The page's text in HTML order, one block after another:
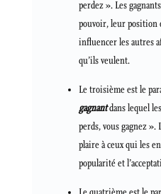
perdez ». Les
pouvoir, leur position
influencer les autres
qu’ils veulent.
Le troisième est le
gagnantdans lequel
perds, vous gagnez ».
plaire à ceux qui les
popularité et